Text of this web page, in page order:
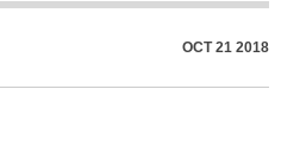
OCT 21 2018